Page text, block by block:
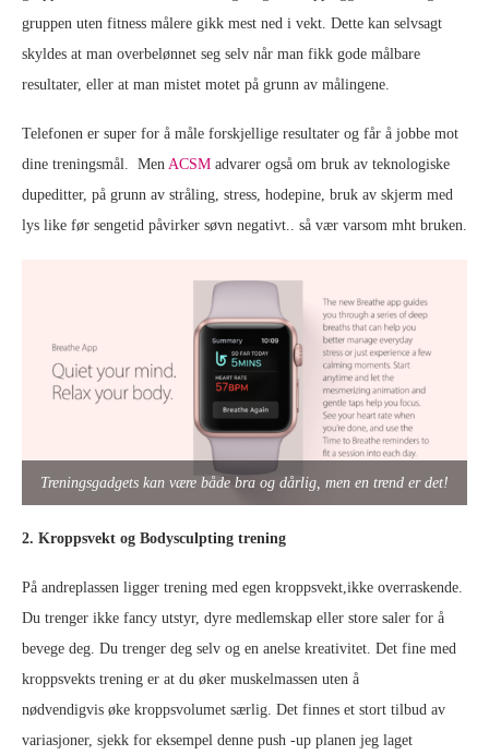
gruppen uten fitness målere gikk mest ned i vekt. Dette kan selvsagt
skyldes at man overbelønnet seg selv når man fikk gode målbare
resultater, eller at man mistet motet på grunn av målingene.
Telefonen er super for å måle forskjellige resultater og får å jobbe mot
dine treningsmål. Men ACSM advarer også om bruk av teknologiske
dupeditter, på grunn av stråling, stress, hodepine, bruk av skjerm med
lys like før sengetid påvirker søvn negativt.. så vær varsom mht bruken.
Treningsgadgets kan være både bra og dårlig, men en trend er det!
2. Kroppsvekt og Bodysculpting trening
På andreplassen ligger trening med egen kroppsvekt,ikke overraskende.
Du trenger ikke fancy utstyr, dyre medlemskap eller store saler for å
bevege deg. Du trenger deg selv og en anelse kreativitet. Det fine med
kroppsvekts trening er at du øker muskelmassen uten å
nødvendigvis øke kroppsvolumet særlig. Det finnes et stort tilbud av
variasjoner, sjekk for eksempel denne push -up planen jeg laget